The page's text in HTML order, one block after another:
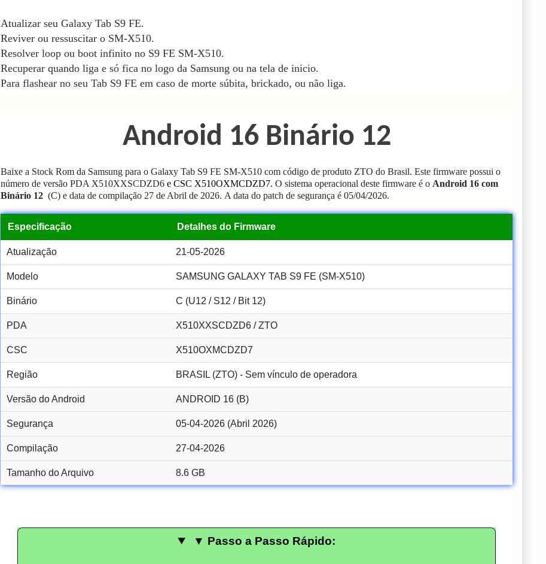
Atualizar seu Galaxy Tab S9 FE.
Reviver ou ressuscitar o SM-X510.
Resolver loop ou boot infinito no S9 FE SM-X510.
Recuperar quando liga e só fica no logo da Samsung ou na tela de inicio.
Para flashear no seu Tab S9 FE em caso de morte súbita, brickado, ou não liga.
Android 16 Binário 12
Baixe a Stock Rom da Samsung para o Galaxy Tab S9 FE SM-X510 com código de produto ZTO do Brasil. Este firmware possui o
número de versão PDA X510XXSCDZD6 e CSC X510OXMCDZD7. O sistema operacional deste firmware é o Android 16 com
Binário 12 (C) e data de compilação 27 de Abril de 2026. A data do patch de segurança é 05/04/2026.
Especificação Detalhes do Firmware
Atualização 21-05-2026
Modelo SAMSUNG GALAXY TAB S9 FE (SM-X510)
Binário C (U12 / S12 / Bit 12)
PDA X510XXSCDZD6 / ZTO
CSC X510OXMCDZD7
Região BRASIL (ZTO) - Sem vínculo de operadora
Versão do Android ANDROID 16 (B)
Segurança 05-04-2026 (Abril 2026)
Compilação 27-04-2026
Tamanho do Arquivo 8.6 GB
▼ Passo a Passo Rápido: